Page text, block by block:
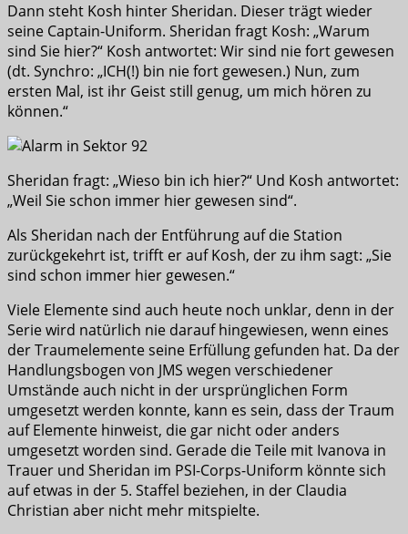
Dann steht Kosh hinter Sheridan. Dieser trägt wieder
seine Captain-Uniform. Sheridan fragt Kosh: „Warum
sind Sie hier?“ Kosh antwortet: Wir sind nie fort gewesen
(dt. Synchro: „ICH(!) bin nie fort gewesen.) Nun, zum
ersten Mal, ist ihr Geist still genug, um mich hören zu
können.“
Sheridan fragt: „Wieso bin ich hier?“ Und Kosh antwortet:
„Weil Sie schon immer hier gewesen sind“.
Als Sheridan nach der Entführung auf die Station
zurückgekehrt ist, trifft er auf Kosh, der zu ihm sagt: „Sie
sind schon immer hier gewesen.“
Viele Elemente sind auch heute noch unklar, denn in der
Serie wird natürlich nie darauf hingewiesen, wenn eines
der Traumelemente seine Erfüllung gefunden hat. Da der
Handlungsbogen von JMS wegen verschiedener
Umstände auch nicht in der ursprünglichen Form
umgesetzt werden konnte, kann es sein, dass der Traum
auf Elemente hinweist, die gar nicht oder anders
umgesetzt worden sind. Gerade die Teile mit Ivanova in
Trauer und Sheridan im PSI-Corps-Uniform könnte sich
auf etwas in der 5. Staffel beziehen, in der Claudia
Christian aber nicht mehr mitspielte.